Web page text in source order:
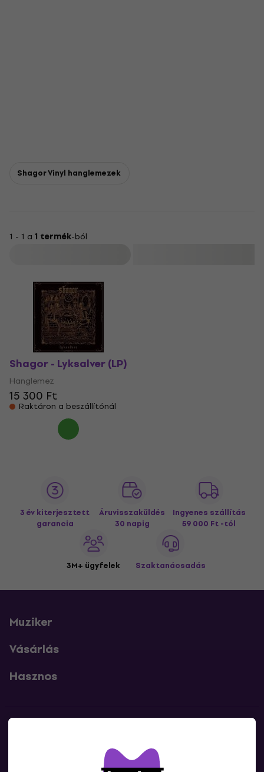
Shagor Vinyl hanglemezek
1 - 1 a 1 termék-ból
Shagor - Lyksalver (LP)
Hanglemez
15 300 Ft
Raktáron a beszállítónál
3 év kiterjesztett
garancia
Áruvisszaküldés
30 napig
Ingyenes szállítás
59 000 Ft -tól
3M+ ügyfelek Szaktanácsadás
Muziker
Vásárlás
Hasznos
Lépj kapcsolatba velünk